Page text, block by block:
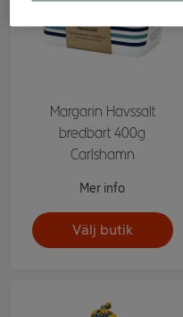
Margarin Havssalt
bredbart 400g
Carlshamn
Mer info
Välj butik